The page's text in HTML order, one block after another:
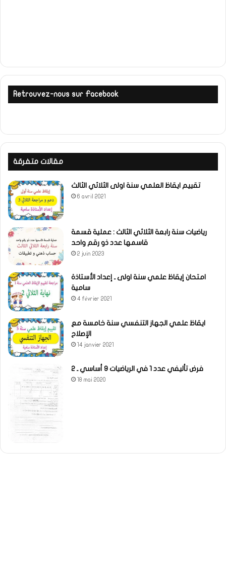
Retrouvez-nous sur Facebook
مقالات متفرقة
تقييم ايقاظ العلمي سنة اولى الثلاثي الثالث
6 avril 2021
رياضيات سنة رابعة الثلاثي الثالث : عملية قسمة
قاسمها عدد ذو رقم واحد
2 juin 2023
امتحان إيقاظ علمي سنة اولى ـ إعداد الأستاذة
سامية
4 février 2021
ايقاظ علمي الجهاز التنفسي سنة خامسة مع
الإصلاح
14 janvier 2021
فرض تأليفي عدد 1 في الرياضيات 9 أساسي ـ 2
18 mai 2020